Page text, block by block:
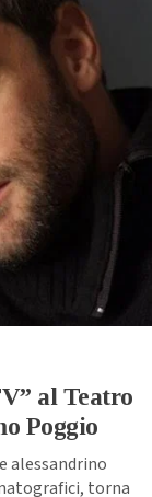
al Teatro
Poggio
alessandrino
torna